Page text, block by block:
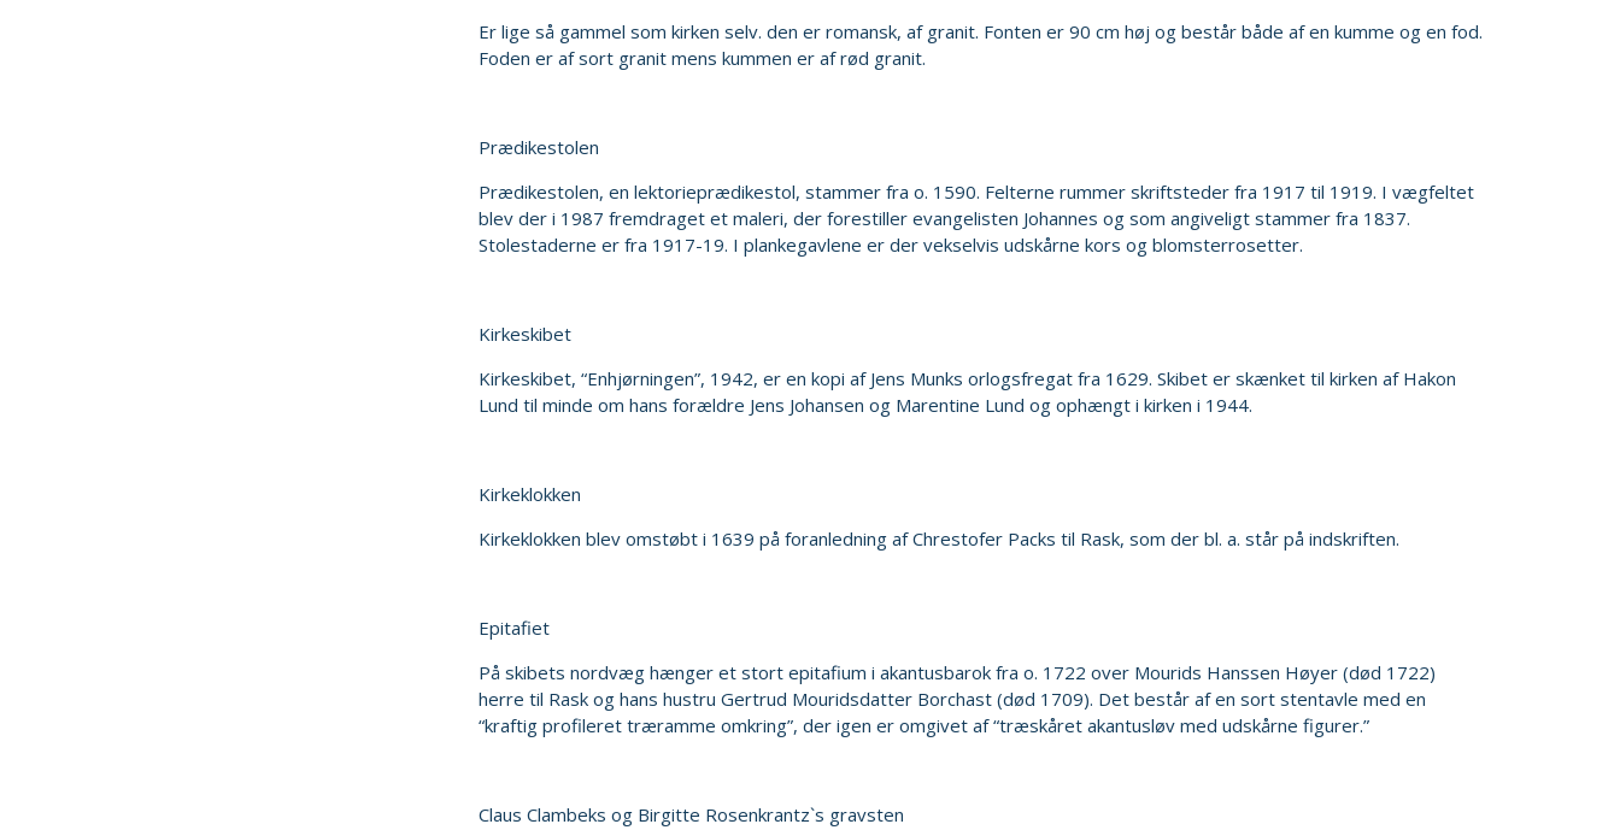
Er lige så gammel som kirken selv. den er romansk, af granit. Fonten er 90 cm høj og består både af en kumme og en fod.
Foden er af sort granit mens kummen er af rød granit.
Prædikestolen
Prædikestolen, en lektorieprædikestol, stammer fra o. 1590. Felterne rummer skriftsteder fra 1917 til 1919. I vægfeltet
blev der i 1987 fremdraget et maleri, der forestiller evangelisten Johannes og som angiveligt stammer fra 1837.
Stolestaderne er fra 1917-19. I plankegavlene er der vekselvis udskårne kors og blomsterrosetter.
Kirkeskibet
Kirkeskibet, “Enhjørningen”, 1942, er en kopi af Jens Munks orlogsfregat fra 1629. Skibet er skænket til kirken af Hakon
Lund til minde om hans forældre Jens Johansen og Marentine Lund og ophængt i kirken i 1944.
Kirkeklokken
Kirkeklokken blev omstøbt i 1639 på foranledning af Chrestofer Packs til Rask, som der bl. a. står på indskriften.
Epitafiet
På skibets nordvæg hænger et stort epitafium i akantusbarok fra o. 1722 over Mourids Hanssen Høyer (død 1722)
herre til Rask og hans hustru Gertrud Mouridsdatter Borchast (død 1709). Det består af en sort stentavle med en
“kraftig profileret træramme omkring”, der igen er omgivet af “træskåret akantusløv med udskårne figurer.”
Claus Clambeks og Birgitte Rosenkrantz`s gravsten